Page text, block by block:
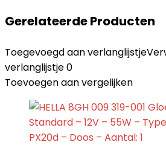
Gerelateerde Producten
Toegevoegd aan verlanglijstje
verlanglijstje0
Toevoegen aan vergelijken